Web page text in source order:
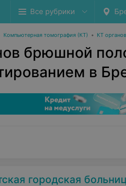
Все рубрики
Компьютерная томография (КТ) • КТ
брюшной
в
городская